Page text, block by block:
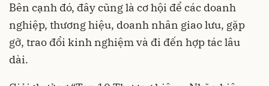
Bên cạnh đó, đây cũng là cơ hội để các doanh
nghiệp, thương hiệu, doanh nhân giao lưu, gặp
gỡ, trao đổi kinh nghiệm và đi đến hợp tác lâu
dài.